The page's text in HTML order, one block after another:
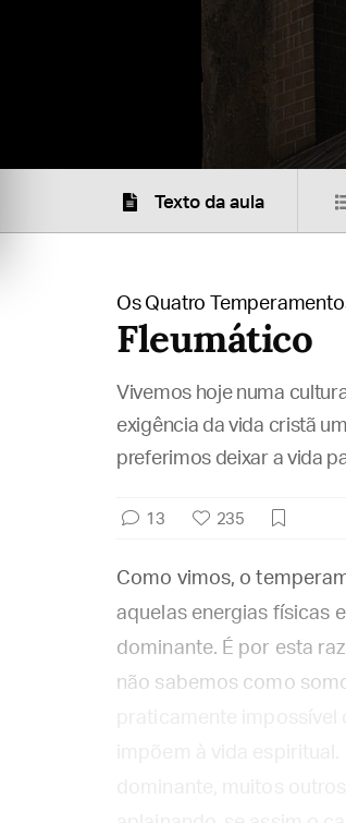
Texto da aula
Os Quatro
Fleumático
Vivemos hoje numa
exigência da vida cristã
preferimos deixar a vida
13 235
Como vimos, o
aquelas energias físicas
dominante. É por esta
não sabemos como